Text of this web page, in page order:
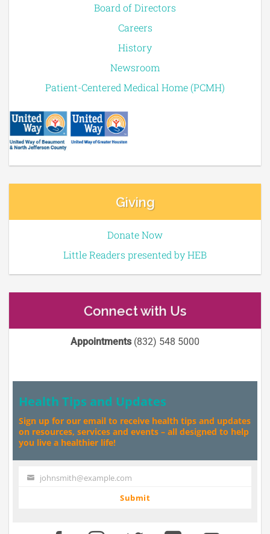
Board of Directors
Careers
History
Newsroom
Patient-Centered Medical Home (PCMH)
Giving
Donate Now
Little Readers presented by HEB
Connect with Us
Appointments(832) 548 5000
Health Tips and Updates
Sign up for our email to receive health tips and updates
on resources, services and events – all designed to help
you live a healthier life!
Your johnsmith@example.com
Submit